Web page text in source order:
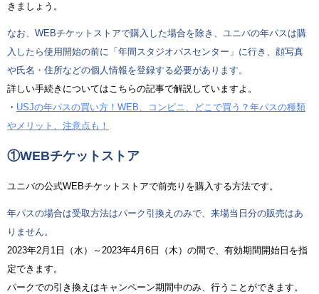
きましょう。
なお、WEBチケットストアで購入した場合を除き、ユニバの年パスは購
入したら使用開始の前に「年間スタジオパスセンター」に行き、顔写真
や氏名・住所などの個人情報を登録する必要があります。
詳しい手続きについてはこちらの記事で解説していますよ。
・ USJの年パスの買い方！WEB、コンビニ、どこで買う？年パスの種類
やメリット、注意点も！
①WEBチケットストア
ユニバの公式WEBチケットストアで前売りを購入する方法です。
年パスの場合は受取方法はパーク引換えのみで、来場当日分の販売はあ
りません。
2023年2月1日（水）～2023年4月6日（木）の間で、有効期間開始日を指
定できます。
パークでの引き換えはキャンペーン期間中のみ、行うことができます。